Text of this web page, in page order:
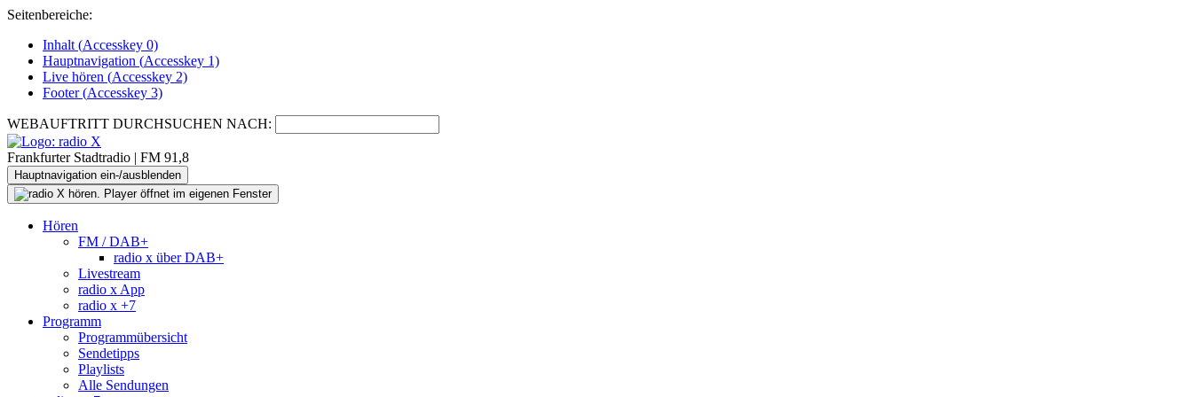
Seitenbereiche:
Inhalt (Accesskey 0)
Hauptnavigation (Accesskey 1)
Live hören (Accesskey 2)
Footer(Accesskey 3)
WEBAUFTRITT DURCHSUCHEN NACH:
Frankfurter Stadtradio | FM 91,8
Hauptnavigation ein-/ausblenden
Hören
FM / DAB+
radio x über DAB+
Livestream
radio x App
radio x +7
Programm
Programmübersicht
Sendetipps
Playlists
Alle Sendungen